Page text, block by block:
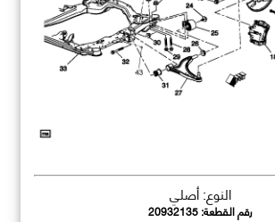
النوع: أصلي
رقم القطعة:20932135